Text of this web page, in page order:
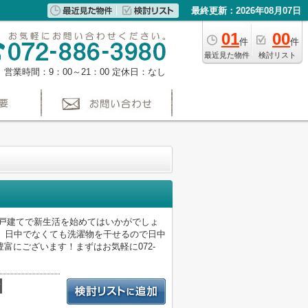
最終更新：2026年08月07日
01件
最近見た物件
00件
検討リスト
営業時間：9：00～21：00 定休日：なし
建てで新生活を始めてはいかがでしょ
中でなくても洗濯物を干せるので日中
にございます！まずはお気軽に072-